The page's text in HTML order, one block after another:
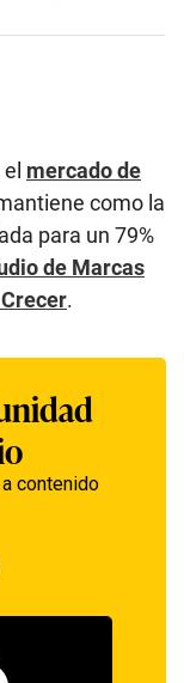
mercado de
como la
para un 79%
de Marcas
.